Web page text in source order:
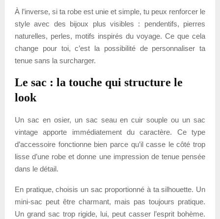
À l’inverse, si ta robe est unie et simple, tu peux renforcer le
style avec des bijoux plus visibles : pendentifs, pierres
naturelles, perles, motifs inspirés du voyage. Ce que cela
change pour toi, c’est la possibilité de personnaliser ta
tenue sans la surcharger.
Le sac : la touche qui structure le
look
Un sac en osier, un sac seau en cuir souple ou un sac
vintage apporte immédiatement du caractère. Ce type
d’accessoire fonctionne bien parce qu’il casse le côté trop
lisse d’une robe et donne une impression de tenue pensée
dans le détail.
En pratique, choisis un sac proportionné à ta silhouette. Un
mini-sac peut être charmant, mais pas toujours pratique.
Un grand sac trop rigide, lui, peut casser l’esprit bohème.